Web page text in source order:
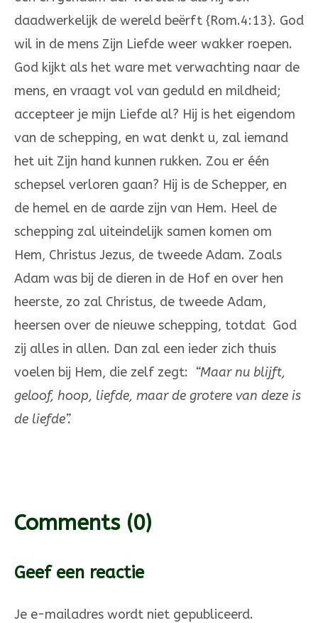
daadwerkelijk de wereld beërft {Rom.4:13}. God
wil in de mens Zijn Liefde weer wakker roepen.
God kijkt als het ware met verwachting naar de
mens, en vraagt vol van geduld en mildheid;
accepteer je mijn Liefde al? Hij is het eigendom
van de schepping, en wat denkt u, zal iemand
het uit Zijn hand kunnen rukken. Zou er één
schepsel verloren gaan? Hij is de Schepper, en
de hemel en de aarde zijn van Hem. Heel de
schepping zal uiteindelijk samen komen om
Hem, Christus Jezus, de tweede Adam. Zoals
Adam was bij de dieren in de Hof en over hen
heerste, zo zal Christus, de tweede Adam,
heersen over de nieuwe schepping, totdat God
zij alles in allen. Dan zal een ieder zich thuis
voelen bij Hem, die zelf zegt: “Maar nu blijft,
geloof, hoop, liefde, maar de grotere van deze is
de liefde”.
Comments (0)
Geef een reactie
Je e-mailadres wordt niet gepubliceerd.